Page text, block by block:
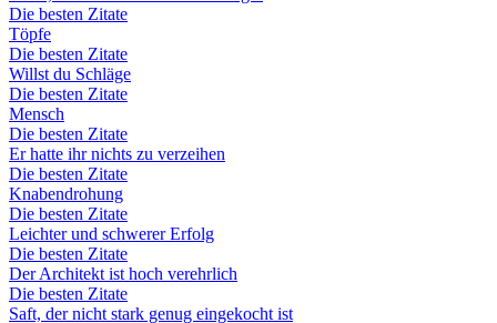
Die besten Zitate
Töpfe
Die besten Zitate
Willst du Schläge
Die besten Zitate
Mensch
Die besten Zitate
Er hatte ihr nichts zu verzeihen
Die besten Zitate
Knabendrohung
Die besten Zitate
Leichter und schwerer Erfolg
Die besten Zitate
Der Architekt ist hoch verehrlich
Die besten Zitate
Saft, der nicht stark genug eingekocht ist